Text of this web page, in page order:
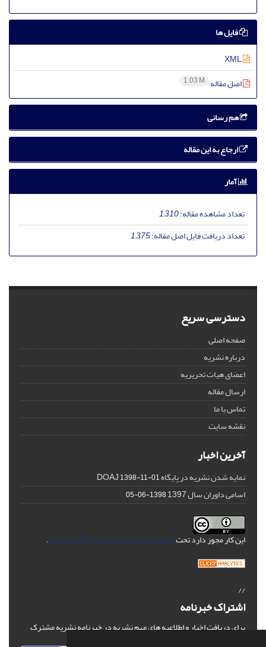
فایل ها
اصل مقاله 1.03 M
هم رسانی
ارجاع به این مقاله
آمار
تعداد مشاهده مقاله:1,310
تعداد دریافت فایل اصل مقاله:1,375
دسترسی سریع
صفحه اصلی
درباره نشریه
اعضای هیات تحریریه
ارسال مقاله
تماس با ما
نقشه سایت
آخرین اخبار
نمایه شدن نشریه در پایگاه DOAJ1398-11-01
اسامی داوران سال 1397 1398-06-05
این کار مجوز دارد تحتمجوز کریتیو کامنز تخصیص 4.0 بین‌المللی .
//
اشتراک خبرنامه
برای دریافت اخبار و اطلاعیه های مهم نشریه در خبرنامه نشریه مشترک